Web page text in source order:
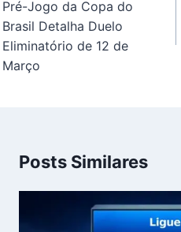
Pré-Jogo da Copa do
Brasil Detalha Duelo
Eliminatório de 12 de
Março
Posts Similares